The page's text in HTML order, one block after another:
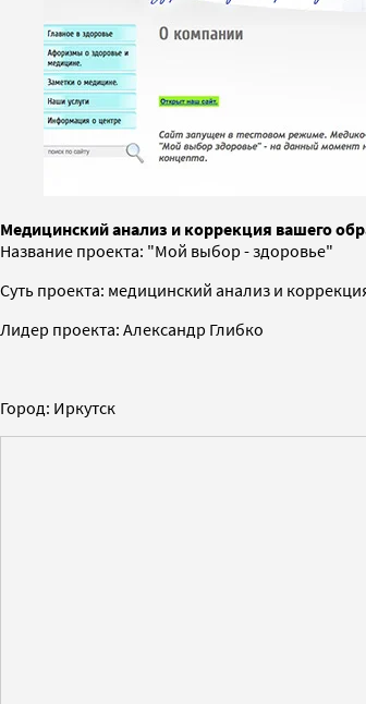
Медицинский анализ и коррекция вашего
Название проекта: "Мой выбор - здоровье"
Суть проекта: медицинский анализ и
Лидер проекта: Александр Глибко
Город: Иркутск